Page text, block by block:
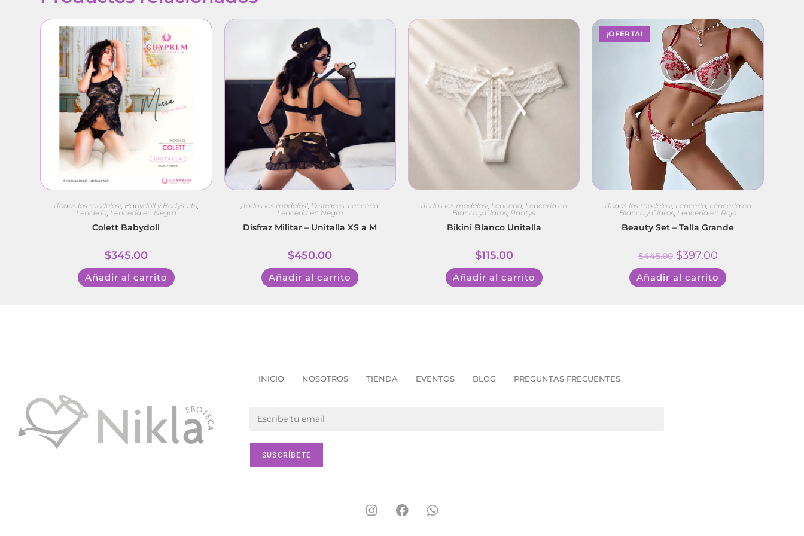
¡Todos los modelos!, Babydoll y Bodysuits,
Lencería, Lencería en Negro
Colett Babydoll
$345.00
Añadir al carrito
¡Todos los modelos!, Disfraces, Lencería,
Lencería en Negro
Disfraz Militar – Unitalla XS a M
$450.00
Añadir al carrito
¡Todos los modelos!, Lencería, Lencería en
Blanco y Claros, Pantys
Bikini Blanco Unitalla
$115.00
Añadir al carrito
¡OFERTA!
¡Todos los modelos!, Lencería, Lencería en
Blanco y Claros, Lencería en Rojo
Beauty Set – Talla Grande
$445.00 $397.00
Añadir al carrito
INICIO NOSOTROS TIENDA EVENTOS BLOG PREGUNTAS FRECUENTES